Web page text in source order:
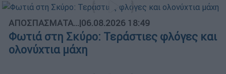
ΑΠΟΣΠΑΣΜΑΤΑ...|06.08.2026 18:49
Φωτιά στη Σκύρο: Τεράστιες φλόγες και
ολονύχτια μάχη